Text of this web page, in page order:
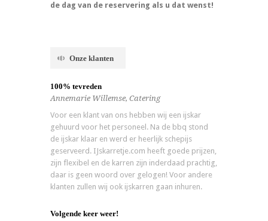
de dag van de reservering als u dat wenst!
Onze klanten
100% tevreden
Annemarie Willemse, Catering
Voor een klant van ons hebben wij een ijskar
gehuurd voor het personeel. Na de bbq stond
de ijskar klaar en werd er heerlijk schepijs
geserveerd. IJskarretje.com heeft goede prijzen,
zijn flexibel en de karren zijn inderdaad prachtig,
daar is geen woord over gelogen! Voor andere
klanten zullen wij ook ijskarren gaan inhuren.
Volgende keer weer!